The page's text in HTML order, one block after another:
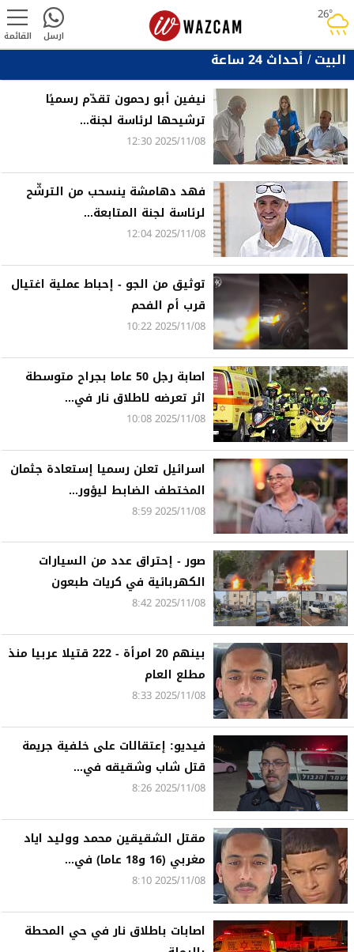
26°rainy القائمة ارسل
البيت/أحداث 24 ساعة
نيفين أبو رحمون تقدّم رسميًا
ترشيحها لرئاسة لجنة...
2025/11/08 12:30
فهد دهامشة ينسحب من الترشّح
لرئاسة لجنة المتابعة...
2025/11/08 12:04
توثيق من الجو - إحباط عملية اغتيال
قرب أم الفحم
2025/11/08 10:22
اصابة رجل 50 عاما بجراح متوسطة
اثر تعرضه لاطلاق نار في...
2025/11/08 10:08
اسرائيل تعلن رسميا إستعادة جثمان
المختطف الضابط ليؤور...
2025/11/08 8:59
صور - إحتراق عدد من السيارات
الكهربائية في كريات طبعون
2025/11/08 8:42
بينهم 20 امرأة - 222 قتيلا عربيا منذ
مطلع العام
2025/11/08 8:33
فيديو: إعتقالات على خلفية جريمة
قتل شاب وشقيقه في...
2025/11/08 8:26
مقتل الشقيقين محمد ووليد اياد
مغربي (16 و18 عاما) في...
2025/11/08 8:10
اصابات باطلاق نار في حي المحطة